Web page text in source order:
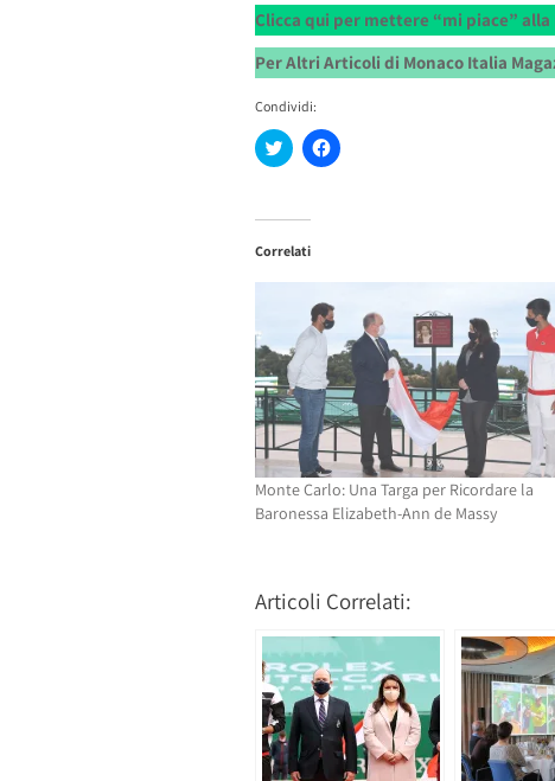
Clicca qui per mettere “mi piace”
Per Altri Articoli di Monaco Italia
Condividi:
Fai
clic
su
(Si
in
nuova
finestra)
Fai
clic
una
finestra)
Correlati
Monte Carlo: Una Targa per Ricordare la
Baronessa Elizabeth-Ann de Massy
Articoli Correlati: